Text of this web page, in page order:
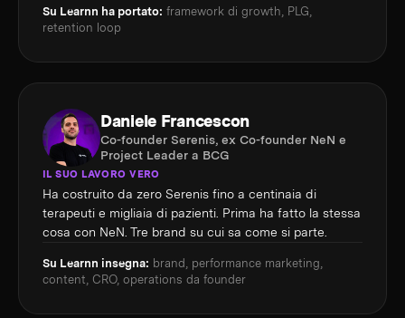
Su Learnn ha portato: framework di growth, PLG,
retention loop
Daniele Francescon
Co-founder Serenis, ex Co-founder NeN e
Project Leader a BCG
IL SUO LAVORO VERO
Ha costruito da zero Serenis fino a centinaia di
terapeuti e migliaia di pazienti. Prima ha fatto la stessa
cosa con NeN. Tre brand su cui sa come si parte.
Su Learnn insegna: brand, performance marketing,
content, CRO, operations da founder